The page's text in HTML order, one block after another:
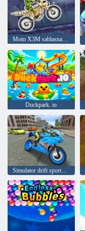
Moto X3M sablasna zemlja
Duckpark. io
Simulator drift sportskog bicikla